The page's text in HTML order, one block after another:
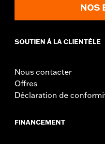
NOS
SOUTIEN À LA CLIENTÈLE
Nous contacter
Offres
Déclaration de
FINANCEMENT